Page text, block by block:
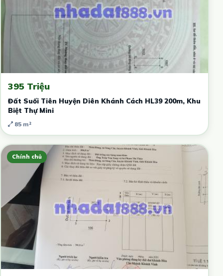
395 Triệu
Đất Suối Tiên Huyện Diên Khánh Cách HL39 200m, Khu
Biệt Thự Mini
85 m²
Chính chủ